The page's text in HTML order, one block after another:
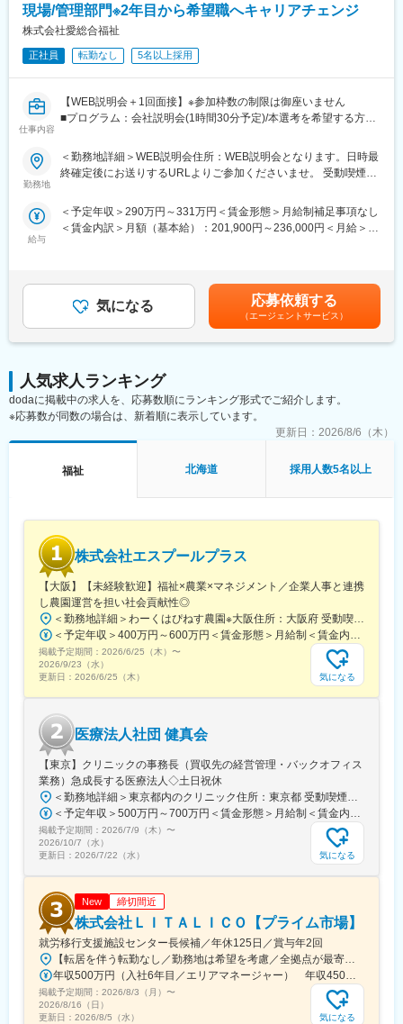
現場/管理部門※2年目から希望職へキャリアチェンジ
株式会社愛総合福祉
正社員 転勤なし 5名以上採用
仕事内容
【WEB説明会＋1回面接】※参加枠数の制限は御座いません
■プログラム：会社説明会(1時間30分予定)/本選考を希望する方は
て構いません。（後日の面接調整も可能です）
■補足：本求人に応募後、選考会予約が出来ましたら、WEB会議
す
■日時：月・木／13:30～15:00
ペシャリストとして活躍する、幹部候補人材となることが期待さ
れます。入社後1年間は、同社の介護施設において、お客様の日常
生活中のサポート全般を担当いただきます。※雇用形態：無期正社
員
学校に通います。年に４回程度、本社の社員と面談をする中でご
自身の2年目以降のキャリアアプランを立て、ご希望も踏まえなが
ら、2年目以降の職種（施設 or 本社）が決定します。本社勤務に
なりますと、経理、総務、人事など事務系の仕事が中心になりま
す。また、一度本社帰任した後でも、希望すれば現場復帰も可能
■就業環境：残業はほぼなし、休みもしっかり取得できるため非常
先は現在のご住所から考慮し決定いたします。
■研修制度：入社後1週間、本社で研修を行います。その後の配属
先においても、国家資格をもった先輩社員によるマンツーマンの
OJTを行いながら実務を覚えて頂きます。技術はすぐに身に付き
ます。さらにレベルアップしたい方には外部の研修にも100％会
社が費用負担します。3ヶ月に1度はフォローアップ研修という形
で本社研修を実施し、資格取得についても全面バックアップ。未
経験・無資格であっても安心できる研修制度は非常に整っていま
す。
勤務地
＜勤務地詳細＞WEB説明会住所：WEB説明会となります。日時最
終確定後にお送りするURLよりご参加くださいませ。 受動喫煙対
給与
＜予定年収＞290万円～331万円＜賃金形態＞月給制補足事項なし
＜賃金内訳＞月額（基本給）：201,900円～236,000円＜月給＞
小規模多機能型居宅介護での勤務のみ、別途で送迎手当：10,000/
月を支給賃金はあくまでも目安の金額であり、選考を通じて上下
する可能性があります。月給(月額)は固定手当を含めた表記です。
気になる 応募依頼する
（エージェントサービス）
人気求人ランキング
dodaに掲載中の求人を、応募数順にランキング形式でご紹介します。
※応募数が同数の場合は、新着順に表示しています。
更新日： 2026/8/6（木）
福祉 北海道 採用人数5名以上
株式会社エスプールプラス
【大阪】【未経験歓迎】福祉×農業×マネジメント／企業人事と連携
し農園運営を担い社会貢献性◎
＜勤務地詳細＞わーくはぴねす農園※大阪住所：大阪府 受動喫煙対策：敷地内全面禁煙変更の範囲：会社の定める事業所
＜予定年収＞400万円～600万円＜賃金形態＞月給制＜賃金内訳＞月額（基本給）：280,000円～420,000円＜月給＞280,000円～420,000円＜昇給有無＞有＜残業手当＞有＜給与補足＞※予定年収はあくまでも目安の金額であり、選考を通じて上下する可能性があります。■昇給：年2回（8月・2月）■賞与：年2回（7月・12月）賃金はあくまでも目安の金額であり、選考を通じて上下する可能性があります。月給(月額)は固定手当を含めた表記です。
掲載予定期間： 2026/6/25（木） 〜
2026/9/23（水）
更新日： 2026/6/25（木） 気になる
医療法人社団 健真会
【東京】クリニックの事務長（買収先の経営管理・バックオフィス
業務）急成長する医療法人◇土日祝休
＜勤務地詳細＞東京都内のクリニック住所：東京都 受動喫煙対策：敷地内全面禁煙変更の範囲：会社の定める事業所
＜予定年収＞500万円～700万円＜賃金形態＞月給制＜賃金内訳＞月額（基本給）：350,000円～500,000円＜月給＞350,000円～500,000円＜昇給有無＞有＜残業手当＞有賃金はあくまでも目安の金額であり、選考を通じて上下する可能性があります。月給(月額)は固定手当を含めた表記です。
掲載予定期間： 2026/7/9（木） 〜
2026/10/7（水）
更新日： 2026/7/22（水） 気になる
New 締切間近
株式会社ＬＩＴＡＬＩＣＯ【プライム市場】
就労移行支援施設センター長候補／年休125日／賞与年2回
【転居を伴う転勤なし／勤務地は希望を考慮／全拠点が最寄駅から徒歩5～10分圏内】◎詳細は『LITALICOワークス 全国一覧』の検索でご確認いただけます。■北海道：札幌、函館■福島県：福島、郡山■栃木県：宇都宮■埼玉県：さいたま、和光、所沢、越谷、草加、朝霞■千葉県：千葉、柏、船橋、松戸、市原■東京都：東京23区、八王子、三鷹、府中、立川■神奈川県：横浜、川崎、横須賀、大和、厚木■静岡県：静岡、浜松、富士■愛知県：名古屋、春日井、尾張旭、豊明、一宮、豊田、岡崎■新潟県：新潟■富山県：富山■大阪府：大阪、池田■奈良県：奈良■京都府：京都、宇治■岡山県：倉敷■広島県：広島、福山■熊本県：熊本■福岡県：久留米※上記には新規開設予定（住所未確定）の拠点もございます。※上記以外の拠点希望も歓迎※別拠点（ご希望エリア内）でのご案内になる可能性あり※受動喫煙対策：屋内全面禁煙★全国に拠点があり事例も豊富！共通の相談チャットで、拠点を超えて相談することができます。
年収500万円（入社6年目／エリアマネージャー） 年収450万円（入社4年目／センター長）
掲載予定期間： 2026/8/3（月） 〜
2026/8/16（日）
更新日： 2026/8/5（水） 気になる